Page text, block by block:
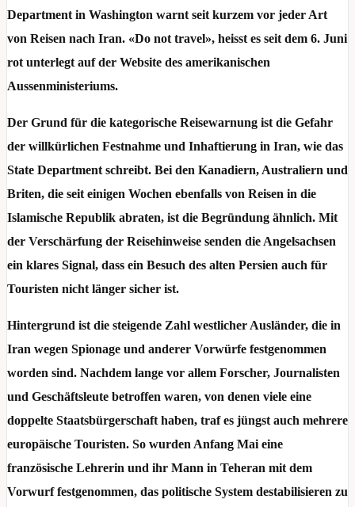
Department in Washington warnt seit kurzem vor jeder Art
von Reisen nach Iran. «Do not travel», heisst es seit dem 6. Juni
rot unterlegt auf der Website des amerikanischen
Aussenministeriums.
Der Grund für die kategorische Reisewarnung ist die Gefahr
der willkürlichen Festnahme und Inhaftierung in Iran, wie das
State Department schreibt. Bei den Kanadiern, Australiern und
Briten, die seit einigen Wochen ebenfalls von Reisen in die
Islamische Republik abraten, ist die Begründung ähnlich. Mit
der Verschärfung der Reisehinweise senden die Angelsachsen
ein klares Signal, dass ein Besuch des alten Persien auch für
Touristen nicht länger sicher ist.
Hintergrund ist die steigende Zahl westlicher Ausländer, die in
Iran wegen Spionage und anderer Vorwürfe festgenommen
worden sind. Nachdem lange vor allem Forscher, Journalisten
und Geschäftsleute betroffen waren, von denen viele eine
doppelte Staatsbürgerschaft haben, traf es jüngst auch mehrere
europäische Touristen. So wurden Anfang Mai eine
französische Lehrerin und ihr Mann in Teheran mit dem
Vorwurf festgenommen, das politische System destabilisieren zu